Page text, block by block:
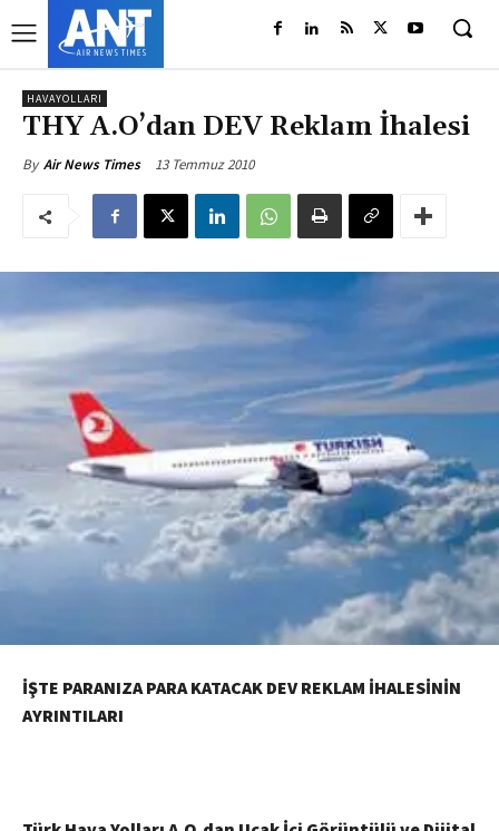
HAVAYOLLARI
THY A.O’dan DEV Reklam İhalesi
By Air News Times 13 Temmuz 2010
İŞTE PARANIZA PARA KATACAK DEV REKLAM İHALESİNİN
AYRINTILARI